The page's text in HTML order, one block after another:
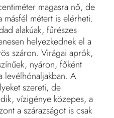
magasra nő, de
másfél métert is elérheti.
alakúak, fűrészes
helyezkednek el a
száron. Virágai aprók,
nyáron, főként
levélhónaljakban. A
szereti, de
vízigénye közepes, a
a szárazságot is csak